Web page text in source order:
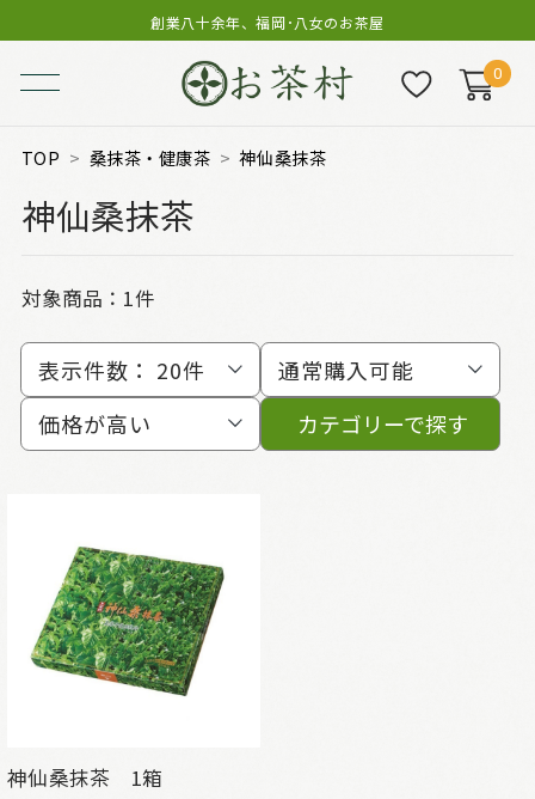
創業八十余年、福岡･八女のお茶屋
0
TOP 桑抹茶・健康茶 神仙桑抹茶
神仙桑抹茶
対象商品： 1件
表示件数： 20件
通常購入可能
価格が高い
カテゴリーで探す
神仙桑抹茶 1箱